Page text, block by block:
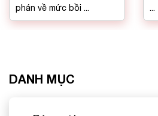
DANH MỤC
phán về mức bồi ...
...